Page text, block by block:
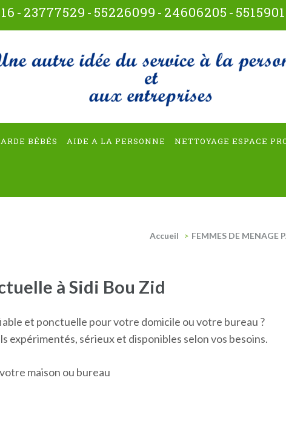
- 23777529 - 55226099 - 24606205 -
multiservices
BÉBÉS AIDE A LA PERSONNE NETTOYAGE ESPACE
Accueil > FEMMES DE MENAGE
à Sidi Bou Zid
et ponctuelle pour votre domicile ou votre bureau ?
expérimentés, sérieux et disponibles selon vos besoins.
maison ou bureau